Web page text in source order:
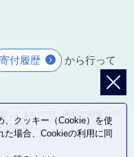
寄付履歴
から行って
よるもので、商品の効果や性
りません。
、クッキー（Cookie）を使
た場合、Cookieの利用に同